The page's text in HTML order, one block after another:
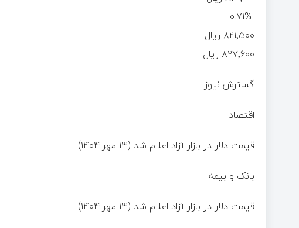
-0.71%
۸۲۱٬۵۰۰ ریال
۸۲۷٬۶۰۰ ریال
گسترش نیوز
اقتصاد
قیمت دلار در بازار آزاد اعلام شد (۱۳ مهر ۱۴۰۴)
بانک و بیمه
قیمت دلار در بازار آزاد اعلام شد (۱۳ مهر ۱۴۰۴)